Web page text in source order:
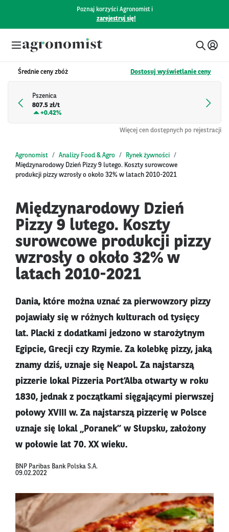
Poznaj korzyści Agronomist i
zarejestruj się!
Średnie ceny zbóż Dostosuj wyświetlanie ceny
Pszenica
807.5 zł/t
+0.42%
Więcej cen dostępnych po rejestracji
Agronomist Analizy Food & Agro
Rynek żywności
Międzynarodowy Dzień Pizzy 9 lutego. Koszty surowcowe
produkcji pizzy wzrosły o około 32% w latach 2010-2021
Międzynarodowy Dzień
Pizzy 9 lutego. Koszty
surowcowe produkcji pizzy
wzrosły o około 32% w
latach 2010-2021
Dania, które można uznać za pierwowzory pizzy
pojawiały się w różnych kulturach od tysięcy
lat. Placki z dodatkami jedzono w starożytnym
Egipcie, Grecji czy Rzymie. Za kolebkę pizzy, jaką
znamy dziś, uznaje się Neapol. Za najstarszą
pizzerie lokal Pizzeria Port’Alba otwarty w roku
1830, jednak z początkami sięgającymi pierwszej
połowy XVIII w. Za najstarszą pizzerię w Polsce
uznaje się lokal „Poranek” w Słupsku, założony
w połowie lat 70. XX wieku.
BNP Paribas Bank Polska S.A.
09.02.2022